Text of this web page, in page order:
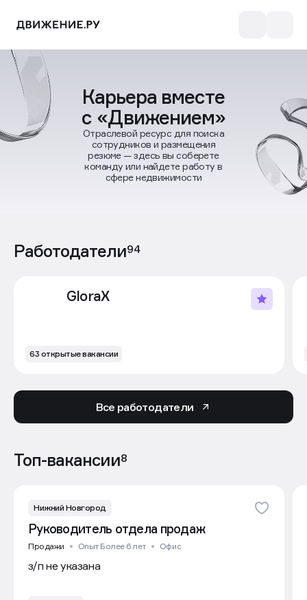
Карьера вместе
с «Движением»
Отраслевой ресурс для поиска
сотрудников и размещения
резюме — здесь вы соберете
команду или найдете работу в
сфере недвижимости
Работодатели94
GloraX
63 открытые вакансии
Все работодатели
Топ-вакансии8
Нижний Новгород
Руководитель отдела продаж
Продажи Опыт Более 6 лет Офис
з/п не указана